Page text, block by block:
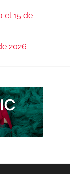
el 15 de
2026